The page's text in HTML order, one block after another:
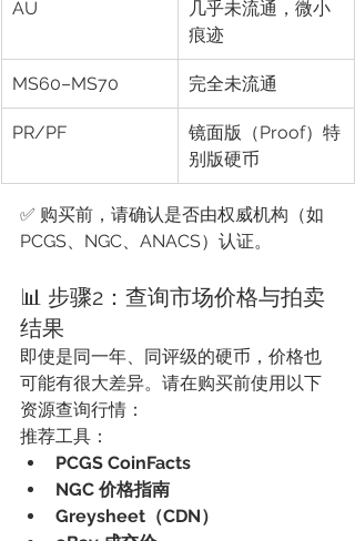
AU
几乎未流通，微小
痕迹
MS60–MS70 完全未流通
PR/PF
镜面版（Proof）特
别版硬币
✅ 购买前，请确认是否由权威机构（如
PCGS、NGC、ANACS）认证。
📊 步骤2：查询市场价格与拍卖
结果
即使是同一年、同评级的硬币，价格也
可能有很大差异。请在购买前使用以下
资源查询行情：
推荐工具：
PCGS CoinFacts
NGC 价格指南
Greysheet（CDN）